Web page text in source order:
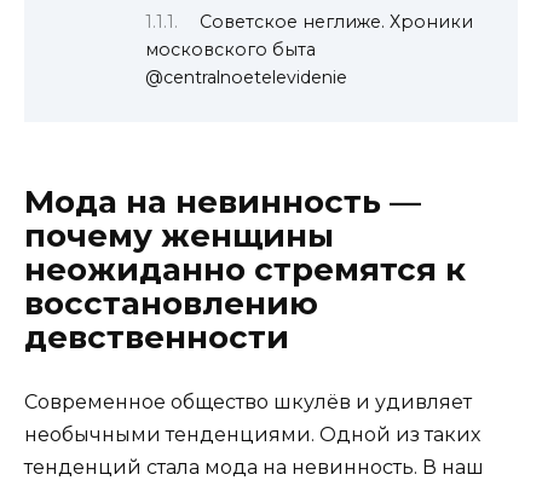
Советское неглиже. Хроники
московского быта
@centralnoetelevidenie
Мода на невинность —
почему женщины
неожиданно стремятся к
восстановлению
девственности
Современное общество шкулёв и удивляет
необычными тенденциями. Одной из таких
тенденций стала мода на невинность. В наш